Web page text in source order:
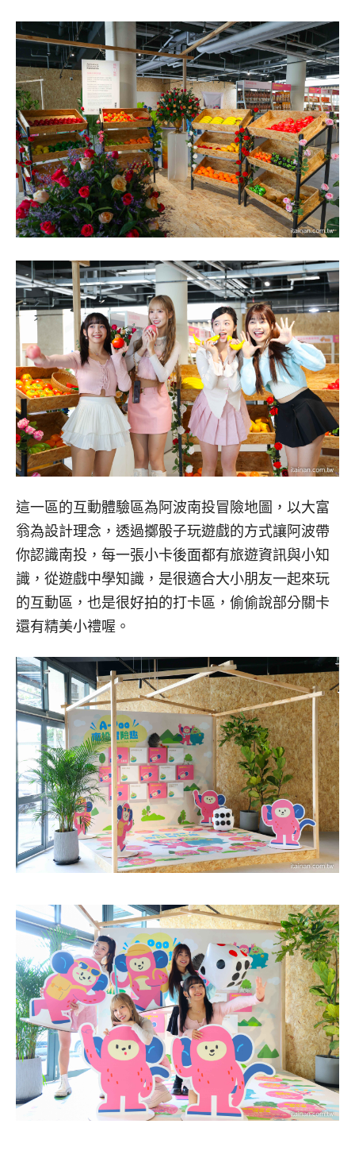
這一區的互動體驗區為阿波南投冒險地圖，以大富
翁為設計理念，透過擲骰子玩遊戲的方式讓阿波帶
你認識南投，每一張小卡後面都有旅遊資訊與小知
識，從遊戲中學知識，是很適合大小朋友一起來玩
的互動區，也是很好拍的打卡區，偷偷說部分關卡
還有精美小禮喔。